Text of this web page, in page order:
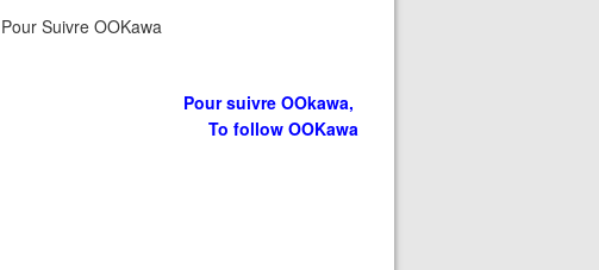
Pour Suivre OOKawa
Pour suivre OOkawa,
To follow OOKawa